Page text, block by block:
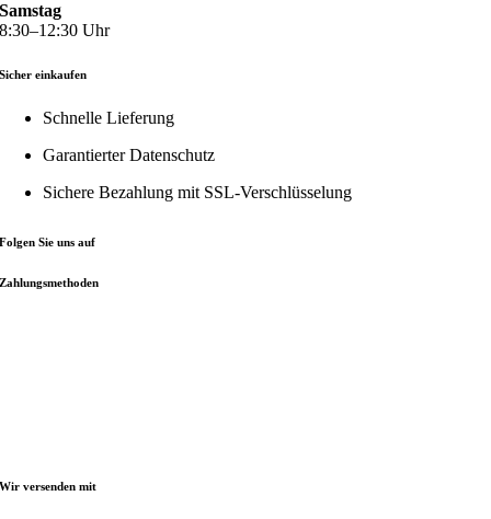
Samstag
8:30–12:30 Uhr
Sicher einkaufen
Schnelle Lieferung
Garantierter Datenschutz
Sichere Bezahlung mit SSL-Verschlüsselung
Folgen Sie uns auf
Zahlungsmethoden
Wir versenden mit